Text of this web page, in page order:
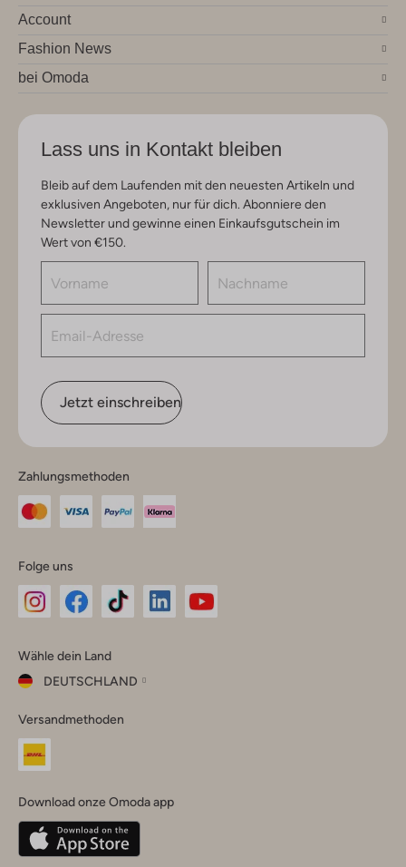
Account
Fashion News
bei Omoda
Lass uns in Kontakt bleiben
Bleib auf dem Laufenden mit den neuesten Artikeln und
exklusiven Angeboten, nur für dich. Abonniere den
Newsletter und gewinne einen Einkaufsgutschein im
Wert von €150.
Jetzt einschreiben
Zahlungsmethoden
Folge uns
Instagram
Facebook
TikTok
Wähle dein Land
DEUTSCHLAND
dein
Land
Belgique(Français)
Deutschland
Versandmethoden
Download onze Omoda app